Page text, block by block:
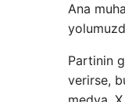
Ana
Partinin
verirse,